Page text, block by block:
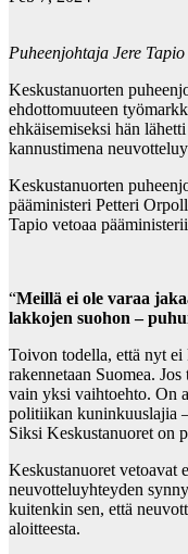
Puheenjohtaja Jere Tapio
Keskustanuorten
ehdottomuuteen
ehkäisemiseksi hän
kannustimena
Keskustanuorten
pääministeri Petteri
Tapio vetoaa
“Meillä ei ole varaa
lakkojen suohon –
Toivon todella, että nyt ei
rakennetaan Suomea.
vain yksi vaihtoehto. On
politiikan kuninkuuslajia
Siksi Keskustanuoret on
Keskustanuoret vetoavat
neuvotteluyhteyden
kuitenkin sen, että
aloitteesta.